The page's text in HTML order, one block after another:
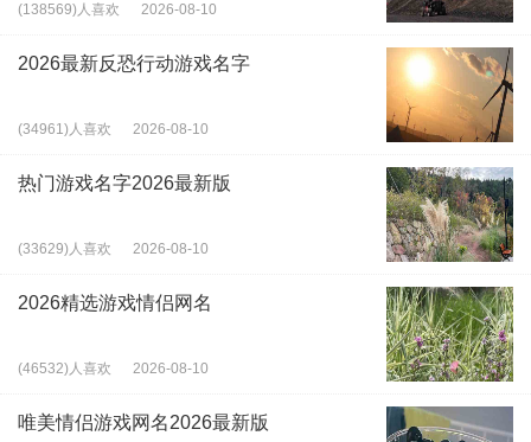
(138569)人喜欢 2026-08-10
2026最新反恐行动游戏名字
(34961)人喜欢 2026-08-10
热门游戏名字2026最新版
(33629)人喜欢 2026-08-10
2026精选游戏情侣网名
(46532)人喜欢 2026-08-10
唯美情侣游戏网名2026最新版